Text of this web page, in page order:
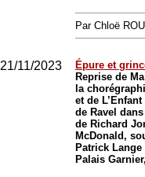
Par Chloë
21/11/2023
Épure et
Reprise de
la
et de
de Ravel
de Richard
McDonald,
Patrick Lange
Palais